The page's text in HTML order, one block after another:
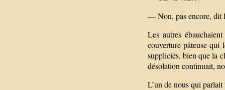
— Non, pas encore, dit
Les autres
couverture pâteuse qui
suppliciés, bien que la
désolation continuait,
L’un de nous qui